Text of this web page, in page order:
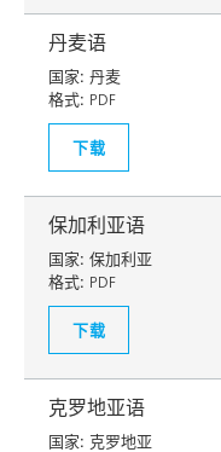
丹麦语
国家: 丹麦
格式: PDF
下载
保加利亚语
国家: 保加利亚
格式: PDF
下载
克罗地亚语
国家: 克罗地亚